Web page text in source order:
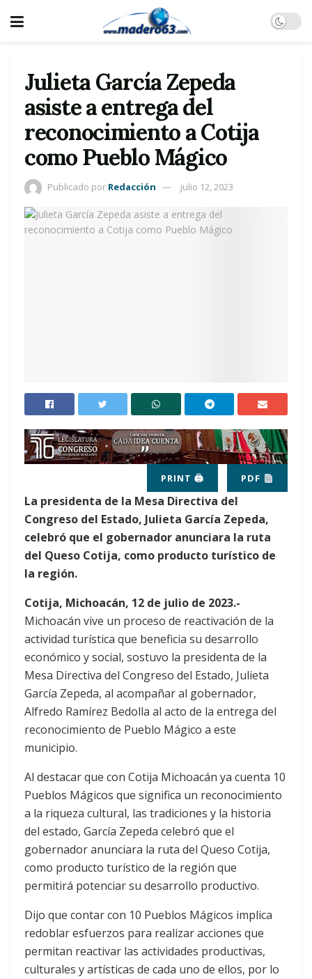
Julieta García Zepeda
asiste a entrega del
reconocimiento a Cotija
como Pueblo Mágico
Publicado por Redacción julio 12, 2023
PRINT 🖨 PDF
La presidenta de la Mesa Directiva del
Congreso del Estado, Julieta García Zepeda,
celebró que el gobernador anunciara la ruta
del Queso Cotija, como producto turístico de
la región.
Cotija, Michoacán, 12 de julio de 2023.-
Michoacán vive un proceso de reactivación de la
actividad turística que beneficia su desarrollo
económico y social, sostuvo la presidenta de la
Mesa Directiva del Congreso del Estado, Julieta
García Zepeda, al acompañar al gobernador,
Alfredo Ramírez Bedolla al acto de la entrega del
reconocimiento de Pueblo Mágico a este
municipio.
Al destacar que con Cotija Michoacán ya cuenta 10
Pueblos Mágicos que significa un reconocimiento
a la riqueza cultural, las tradiciones y la historia
del estado, García Zepeda celebró que el
gobernador anunciara la ruta del Queso Cotija,
como producto turístico de la región que
permitirá potenciar su desarrollo productivo.
Dijo que contar con 10 Pueblos Mágicos implica
redoblar esfuerzos para realizar acciones que
permitan reactivar las actividades productivas,
culturales y artísticas de cada uno de ellos, por lo